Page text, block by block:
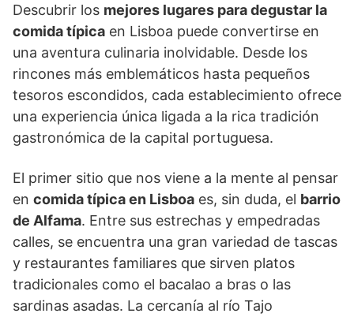
Descubrir los mejores lugares para degustar la
comida típica en Lisboa puede convertirse en
una aventura culinaria inolvidable. Desde los
rincones más emblemáticos hasta pequeños
tesoros escondidos, cada establecimiento ofrece
una experiencia única ligada a la rica tradición
gastronómica de la capital portuguesa.
El primer sitio que nos viene a la mente al pensar
en comida típica en Lisboa es, sin duda, el barrio
de Alfama. Entre sus estrechas y empedradas
calles, se encuentra una gran variedad de tascas
y restaurantes familiares que sirven platos
tradicionales como el bacalao a bras o las
sardinas asadas. La cercanía al río Tajo